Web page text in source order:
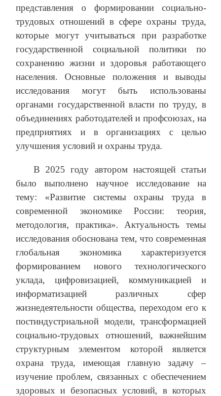
представления о формировании социально-
трудовых отношений в сфере охраны труда,
которые могут учитываться при разработке
государственной социальной политики по
сохранению жизни и здоровья работающего
населения. Основные положения и выводы
исследования могут быть использованы
органами государственной власти по труду, в
объединениях работодателей и профсоюзах, на
предприятиях и в организациях с целью
улучшения условий и охраны труда.
В 2025 году автором настоящей статьи
было выполнено научное исследование на
тему: «Развитие системы охраны труда в
современной экономике России: теория,
методология, практика». Актуальность темы
исследования обоснована тем, что современная
глобальная экономика характеризуется
формированием нового технологического
уклада, цифровизацией, коммуникацией и
информатизацией различных сфер
жизнедеятельности общества, переходом его к
постиндустриальной модели, трансформацией
социально-трудовых отношений, важнейшим
структурным элементом которой является
охрана труда, имеющая главную задачу –
изучение проблем, связанных с обеспечением
здоровых и безопасных условий, в которых